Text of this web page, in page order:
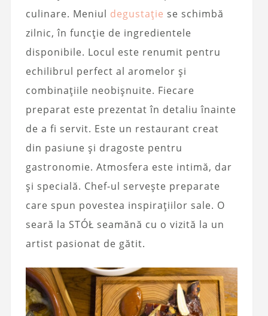
culinare. Meniul degustație se schimbă
zilnic, în funcție de ingredientele
disponibile. Locul este renumit pentru
echilibrul perfect al aromelor și
combinațiile neobișnuite. Fiecare
preparat este prezentat în detaliu înainte
de a fi servit. Este un restaurant creat
din pasiune și dragoste pentru
gastronomie. Atmosfera este intimă, dar
și specială. Chef-ul servește preparate
care spun povestea inspirațiilor sale. O
seară la STÓŁ seamănă cu o vizită la un
artist pasionat de gătit.